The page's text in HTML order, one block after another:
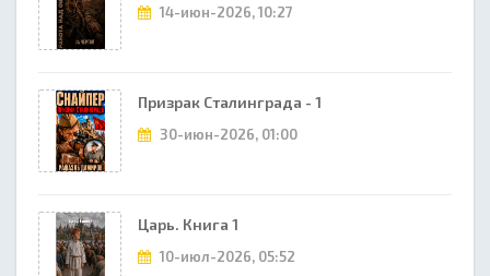
14-июн-2026, 10:27
Призрак Сталинграда - 1
30-июн-2026, 01:00
Царь. Книга 1
10-июл-2026, 05:52